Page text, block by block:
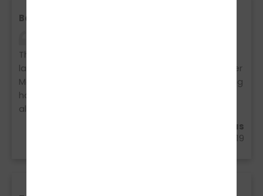
Bewertung
Theorie hat sehr viel Spaß gemacht und war nicht
langweilig. Die Fahrstunden mit Guido haben immer
Mega viel Spaß gemacht und bei der Praxis Prüfung
hab ich mich sehr sicher gefühlt. Danke dafür vor
allem an Guido !!
Victoria Helling aus Ahaus
02.03.2019